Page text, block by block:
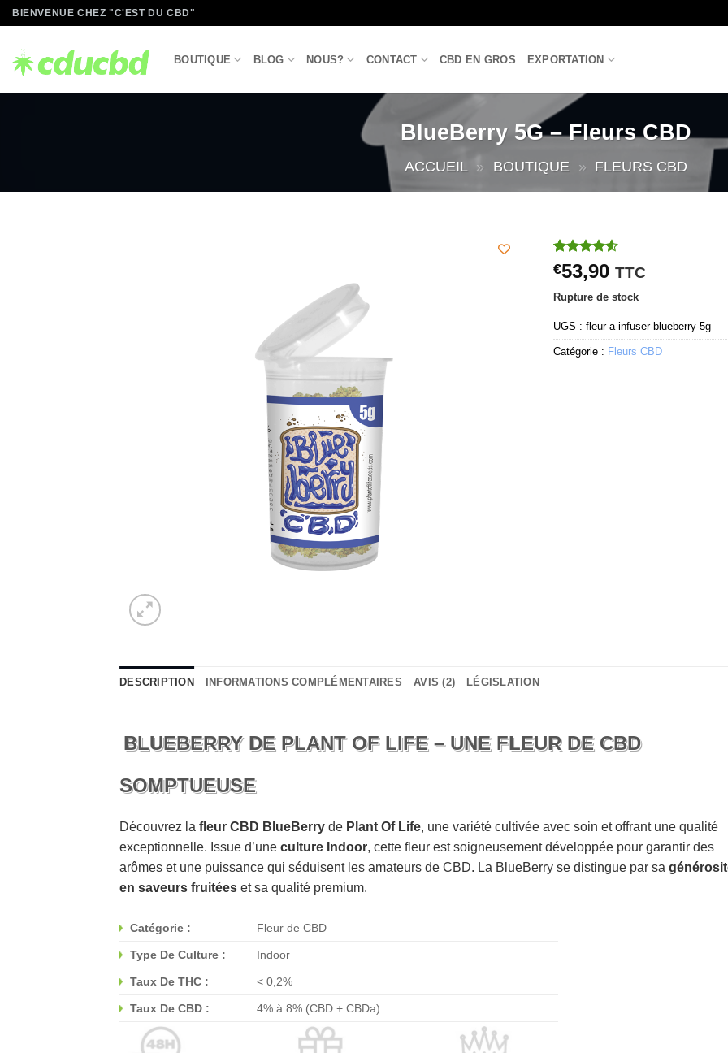
Passer
au
contenu
BIENVENUE CHEZ "C'EST DU CBD"
BOUTIQUE BLOG NOUS? CONTACT CBD EN GROS EXPORTATION
BlueBerry 5G – Fleurs CBD
ACCUEIL » BOUTIQUE » FLEURS CBD
Noté 4.5
sur 5 basé
sur
2
notations
client
€53,90 TTC
Rupture de stock
UGS :fleur-a-infuser-blueberry-5g
Catégorie : Fleurs CBD
DESCRIPTION INFORMATIONS COMPLÉMENTAIRES AVIS (2) LÉGISLATION
BLUEBERRY DE PLANT OF LIFE – UNE FLEUR DE CBD
SOMPTUEUSE
Découvrez la fleur CBD BlueBerry de Plant Of Life, une variété cultivée avec soin et offrant une qualité
exceptionnelle. Issue d’une culture Indoor, cette fleur est soigneusement développée pour garantir des
arômes et une puissance qui séduisent les amateurs de CBD. La BlueBerry se distingue par sa
en saveurs fruitées et sa qualité premium.
Catégorie : Fleur de CBD
Type De Culture : Indoor
Taux De THC : < 0,2%
Taux De CBD : 4% à 8% (CBD + CBDa)